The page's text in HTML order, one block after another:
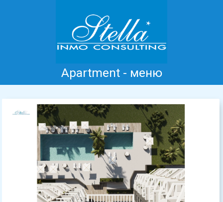
Apartment - меню
Главная Коста Бланка Продажа
Аренда Новые дома
информация
Отзывы Контакт
Previous